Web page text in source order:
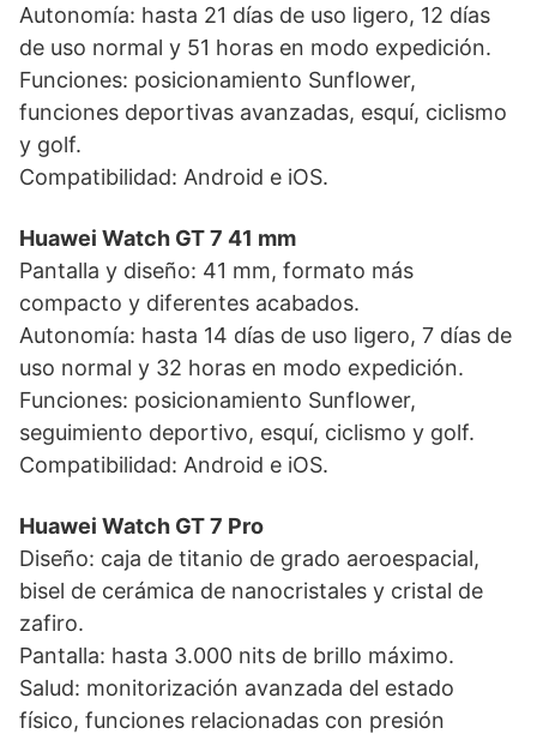
Autonomía: hasta 21 días de uso ligero, 12 días
de uso normal y 51 horas en modo expedición.
Funciones: posicionamiento Sunflower,
funciones deportivas avanzadas, esquí, ciclismo
y golf.
Compatibilidad: Android e iOS.
Huawei Watch GT 7 41 mm
Pantalla y diseño: 41 mm, formato más
compacto y diferentes acabados.
Autonomía: hasta 14 días de uso ligero, 7 días de
uso normal y 32 horas en modo expedición.
Funciones: posicionamiento Sunflower,
seguimiento deportivo, esquí, ciclismo y golf.
Compatibilidad: Android e iOS.
Huawei Watch GT 7 Pro
Diseño: caja de titanio de grado aeroespacial,
bisel de cerámica de nanocristales y cristal de
zafiro.
Pantalla: hasta 3.000 nits de brillo máximo.
Salud: monitorización avanzada del estado
físico, funciones relacionadas con presión